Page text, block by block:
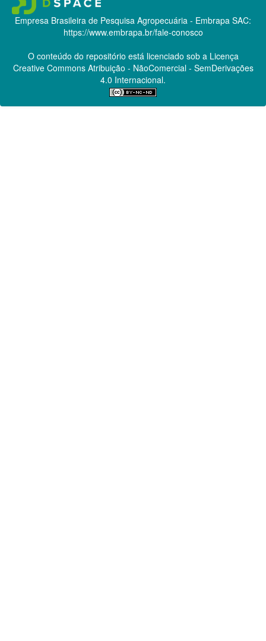
Empresa Brasileira de Pesquisa Agropecuária - Embrapa SAC:
https://www.embrapa.br/fale-conosco
O conteúdo do repositório está licenciado sob a Licença
Creative CommonsAtribuição - NãoComercial - SemDerivações
4.0 Internacional.